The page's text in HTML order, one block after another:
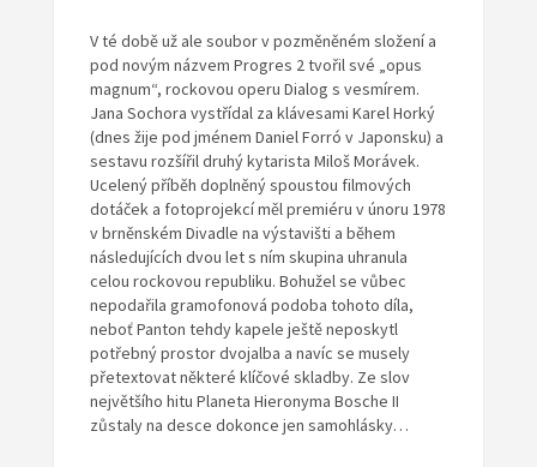
V té době už ale soubor v pozměněném složení a
pod novým názvem Progres 2 tvořil své „opus
magnum“, rockovou operu Dialog s vesmírem.
Jana Sochora vystřídal za klávesami Karel Horký
(dnes žije pod jménem Daniel Forró v Japonsku) a
sestavu rozšířil druhý kytarista Miloš Morávek.
Ucelený příběh doplněný spoustou filmových
dotáček a fotoprojekcí měl premiéru v únoru 1978
v brněnském Divadle na výstavišti a během
následujících dvou let s ním skupina uhranula
celou rockovou republiku. Bohužel se vůbec
nepodařila gramofonová podoba tohoto díla,
neboť Panton tehdy kapele ještě neposkytl
potřebný prostor dvojalba a navíc se musely
přetextovat některé klíčové skladby. Ze slov
největšího hitu Planeta Hieronyma Bosche II
zůstaly na desce dokonce jen samohlásky…